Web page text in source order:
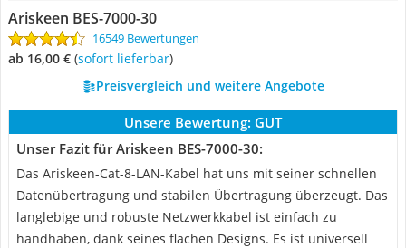
Ariskeen BES-7000-30
16549 Bewertungen
ab 16,00 € ( Sofort lieferbar)
Preisvergleich und weitere Angebote
Unsere Bewertung: GUT
Unser Fazit für Ariskeen BES-7000-30:
Das Ariskeen-Cat-8-LAN-Kabel hat uns mit seiner schnellen
Datenübertragung und stabilen Übertragung überzeugt. Das
langlebige und robuste Netzwerkkabel ist einfach zu
handhaben, dank seines flachen Designs. Es ist universell